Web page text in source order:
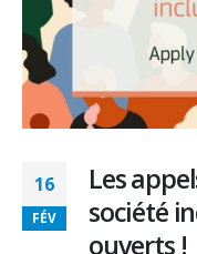
16
FÉV
Les
société
ouverts !